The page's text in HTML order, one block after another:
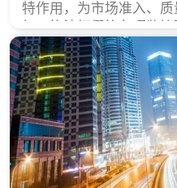
特作用，为市场准入、
权、执法打假等各项监
据。